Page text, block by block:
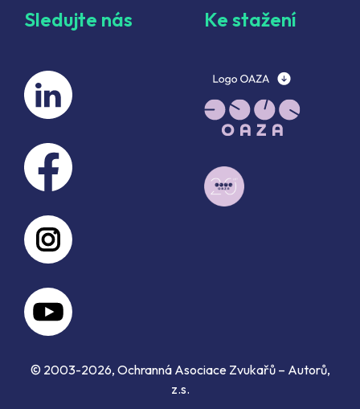
Sledujte nás Ke stažení
© 2003-2026, Ochranná Asociace Zvukařů – Autorů,
z.s.